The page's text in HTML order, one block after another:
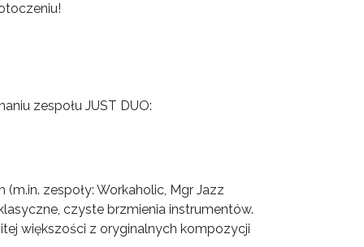
zespołu JUST DUO:
zespoły: Workaholic, Mgr Jazz
czyste brzmienia instrumentów.
większości z oryginalnych kompozycji